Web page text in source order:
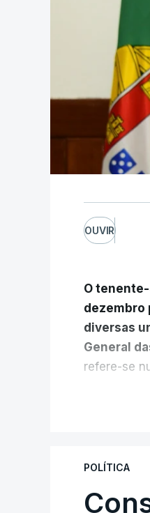
OUVIR
O
dezembro
diversas
General
refere-se
mais
POLÍTICA